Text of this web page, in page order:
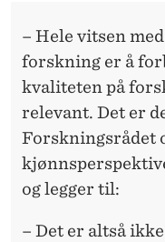
– Hele vitsen
forskning er å
kvaliteten på
relevant. Det er
Forskningsrådet
og legger til:
– Det er altså